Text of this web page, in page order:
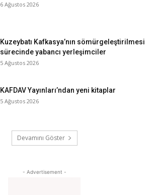
6 Ağustos 2026
Kuzeybatı Kafkasya’nın sömürgeleştirilmesi
sürecinde yabancı yerleşimciler
5 Ağustos 2026
KAFDAV Yayınları’ndan yeni kitaplar
5 Ağustos 2026
Devamını Göster
- Advertisement -